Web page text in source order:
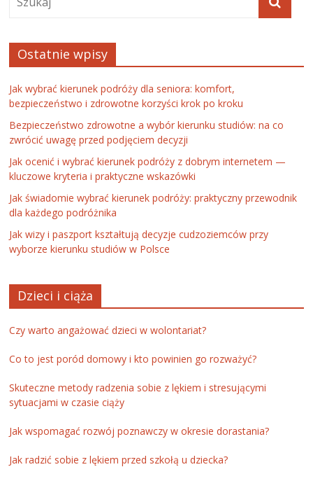
Ostatnie wpisy
Jak wybrać kierunek podróży dla seniora: komfort,
bezpieczeństwo i zdrowotne korzyści krok po kroku
Bezpieczeństwo zdrowotne a wybór kierunku studiów: na co
zwrócić uwagę przed podjęciem decyzji
Jak ocenić i wybrać kierunek podróży z dobrym internetem —
kluczowe kryteria i praktyczne wskazówki
Jak świadomie wybrać kierunek podróży: praktyczny przewodnik
dla każdego podróżnika
Jak wizy i paszport kształtują decyzje cudzoziemców przy
wyborze kierunku studiów w Polsce
Dzieci i ciąża
Czy warto angażować dzieci w wolontariat?
Co to jest poród domowy i kto powinien go rozważyć?
Skuteczne metody radzenia sobie z lękiem i stresującymi
sytuacjami w czasie ciąży
Jak wspomagać rozwój poznawczy w okresie dorastania?
Jak radzić sobie z lękiem przed szkołą u dziecka?